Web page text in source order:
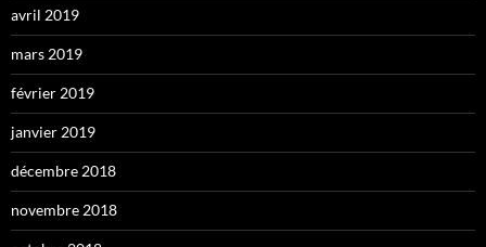
avril 2019
mars 2019
février 2019
janvier 2019
décembre 2018
novembre 2018